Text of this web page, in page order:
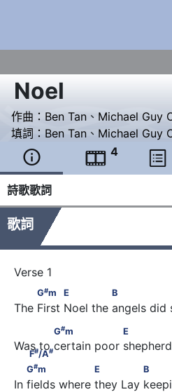
Noel
作曲： Ben Tan 、 Michael Guy
填詞： Ben Tan 、 Michael Guy
  4 
詩歌歌詞
歌詞
G# m           E              B
G#m E B
The First Noel the angels did
G# m                  E
G#m E
F#/A#
Was to certain poor
G
m                  E
G#m E B
In fields where they Lay